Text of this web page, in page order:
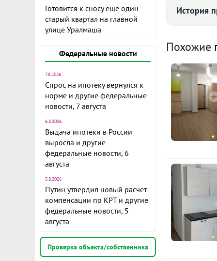
Готовится к сносу ещё один
старый квартал на главной
улице Уралмаша
Федеральные новости
7.8.2026
Спрос на ипотеку вернулся к
норме и другие федеральные
новости, 7 августа
6.8.2026
Выдача ипотеки в России
выросла и другие
федеральные новости, 6
августа
5.8.2026
Путин утвердил новый расчет
компенсации по КРТ и другие
федеральные новости, 5
августа
Проверка объекта/собственника
СДАЁТСЯ
(Это не
месяц)✅
соседей✅
окна:
везде:
полка для
отмывается
История
368
Похожие